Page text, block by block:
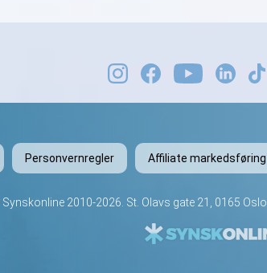
Personvernregler Affiliate markedsføring
Synskonline 2010-2026. St. Olavs gate 21, 0165 Oslo.